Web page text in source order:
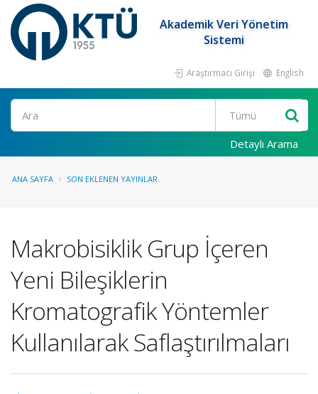
Akademik Veri Yönetim
Sistemi
Araştırmacı Girişi English
Ara
Detaylı Arama
ANA SAYFA SON EKLENEN YAYINLAR
Makrobisiklik Grup İçeren
Yeni Bileşiklerin
Kromatografik Yöntemler
Kullanılarak Saflaştırılmaları